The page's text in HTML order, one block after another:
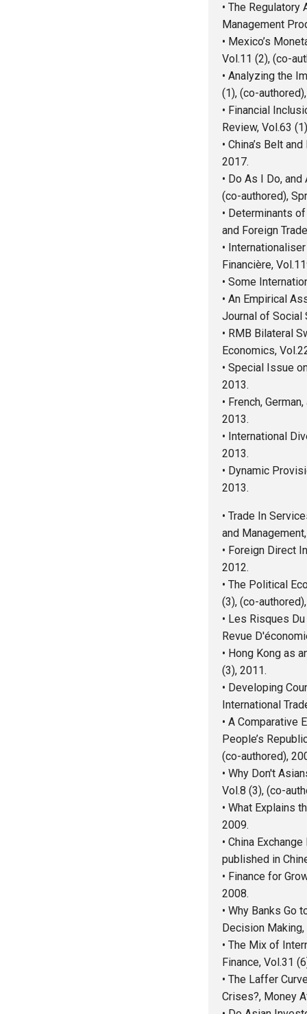
• The
Management
• Mexico’s
Vol.11 (2), (co-
• Analyzing the
(1), (co-
• Financial
Review, Vol.63
• China’s Belt
2017.
• Do As I Do,
(co-authored),
• Determinants
and Foreign
•
Financière,
• Some
• An Empirical
Journal of Social
• RMB Bilateral
Economics,
• Special Issue
2013.
• French,
2013.
• International
2013.
• Dynamic
2013.
• Trade In
and
• Foreign Direct
2012.
• The Political
(3), (co-
• Les Risques
Revue
• Hong Kong as
(3), 2011.
• Developing
International
• A Comparative
People’s
(co-authored),
• Why Don't
Vol.8 (3), (co-
• What Explains
2009.
• China
published in
• Finance for
2008.
• Why Banks Go
Decision
• The Mix of
Finance, Vol.31
• The Laffer
Crises?, Money